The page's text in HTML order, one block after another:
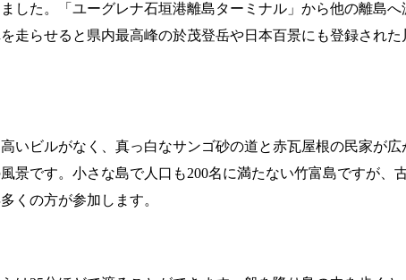
した。「ユーグレナ石垣港離島ターミナル」から他の離島
走らせると県内最高峰の於茂登岳や日本百景にも登録され
いビルがなく、真っ白なサンゴ砂の道と赤瓦屋根の民家が
景です。小さな島で人口も200名に満たない竹富島ですが、
くの方が参加します。